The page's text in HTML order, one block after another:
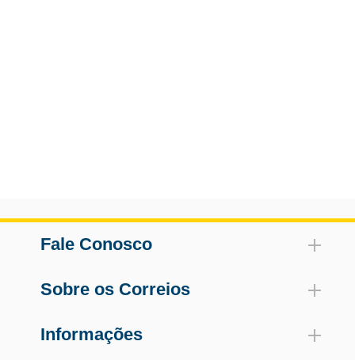
Fale Conosco
Sobre os Correios
Informações